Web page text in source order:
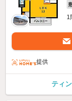
1
提供
ティ